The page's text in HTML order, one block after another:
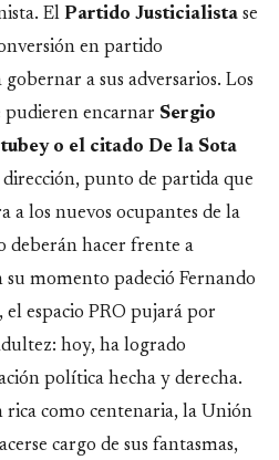
El Partido Justicialista se
en partido
a sus adversarios. Los
pudieren encarnar Sergio
o el citado De la Sota
dirección, punto de partida que
a los nuevos ocupantes de la
deberán hacer frente a
su momento padeció Fernando
espacio PRO pujará por
hoy, ha logrado
política hecha y derecha.
rica como centenaria, la Unión
cargo de sus fantasmas,